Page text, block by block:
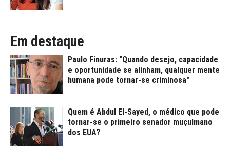
Em destaque
Paulo Finuras: "Quando desejo, capacidade
e oportunidade se alinham, qualquer mente
humana pode tornar-se criminosa"
Quem é Abdul El-Sayed, o médico que pode
tornar-se o primeiro senador muçulmano
dos EUA?